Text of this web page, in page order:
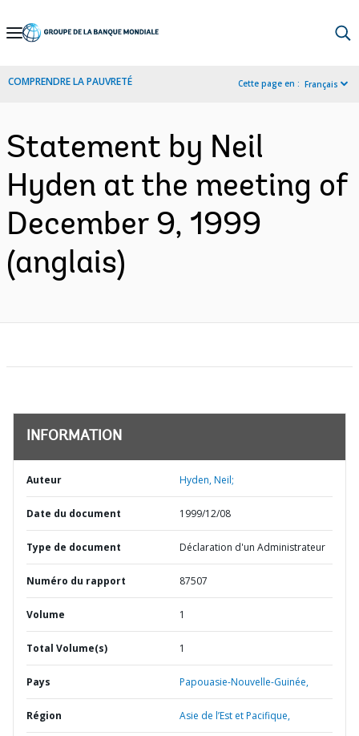
Skip
Navigation
COMPRENDRE LA PAUVRETÉ Cette page en : Français
Statement by Neil
Hyden at the meeting of
December 9, 1999
(anglais)
INFORMATION
Auteur Hyden, Neil;
Date du document 1999/12/08
Type de document Déclaration d'un Administrateur
Numéro du rapport 87507
Volume 1
Total Volume(s) 1
Pays Papouasie-Nouvelle-Guinée,
Région Asie de l’Est et Pacifique,